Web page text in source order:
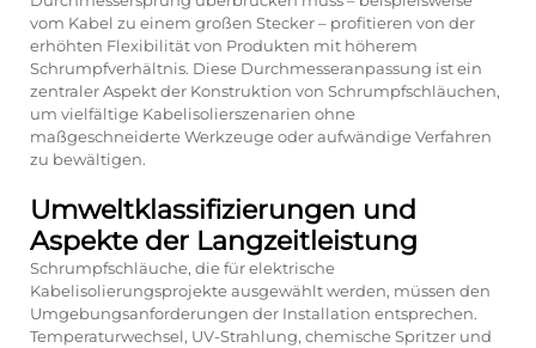
vom Kabel zu einem großen Stecker – profitieren von der
erhöhten Flexibilität von Produkten mit höherem
Schrumpfverhältnis. Diese Durchmesseranpassung ist ein
zentraler Aspekt der Konstruktion von Schrumpfschläuchen,
um vielfältige Kabelisolierszenarien ohne
maßgeschneiderte Werkzeuge oder aufwändige Verfahren
zu bewältigen.
Umweltklassifizierungen und
Aspekte der Langzeitleistung
Schrumpfschläuche, die für elektrische
Kabelisolierungsprojekte ausgewählt werden, müssen den
Umgebungsanforderungen der Installation entsprechen.
Temperaturwechsel, UV-Strahlung, chemische Spritzer und